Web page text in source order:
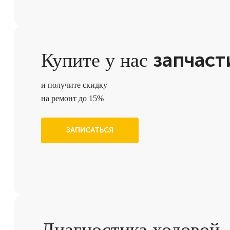
Купите у нас
и получите скидку
на ремонт до 15%
ЗАПИСАТЬСЯ